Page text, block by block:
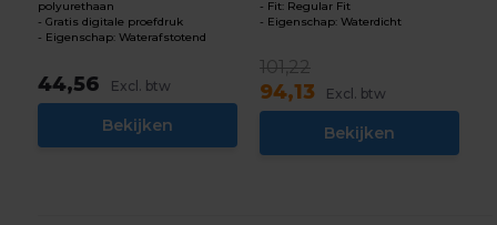
polyurethaan
Gratis digitale proefdruk
Eigenschap: Waterafstotend
44,56 Excl. btw
Bekijken
Fit: Regular Fit
Eigenschap: Waterdicht
101,22
94,13 Excl. btw
Bekijken